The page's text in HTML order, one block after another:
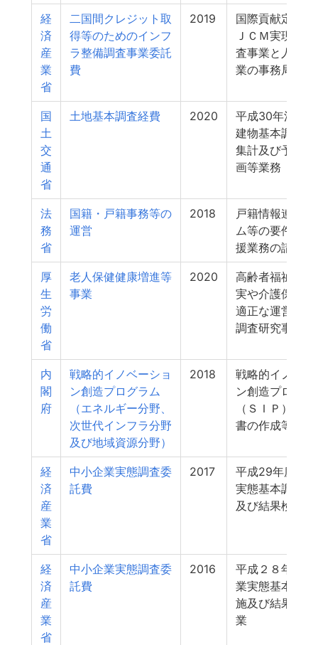
経
済
産
業
省
二国間クレジット取
得等のためのインフ
ラ整備調査事業委託
費
2019
国際貢献定量
ＪＣＭ実現可
査事業と人材育
業の事務局業務
国
土
交
通
省
土地基本調査経費 2020
平成30年法人
建物基本調査の
集計及び予備調
画等業務
法
務
省
国籍・戸籍事務等の
運営
2018
戸籍情報連携
ム等の要件定
援業務の請負
厚
生
労
働
省
老人保健健康増進等
事業
2020
高齢者福祉施策
実や介護保険制
適正な運営に資
調査研究事業
内
閣
府
戦略的イノベーショ
ン創造プログラム
（エネルギー分野、
次世代インフラ分野
及び地域資源分野）
2018
戦略的イノベー
ン創造プログラ
（ＳＩＰ）最
書の作成等調査
経
済
産
業
省
中小企業実態調査委
託費
2017
平成29年度中
実態基本調査の
及び結果検証
経
済
産
業
省
中小企業実態調査委
託費
2016
平成２８年度中
業実態基本調査
施及び結果検証
業